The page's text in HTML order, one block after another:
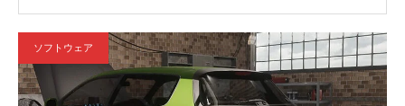
ソフトウェア